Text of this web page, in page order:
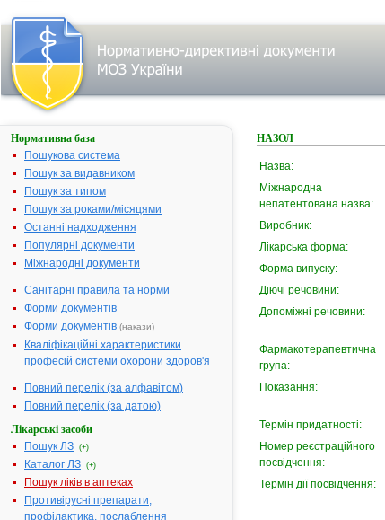
Нормативна база
Пошукова система
Пошук за видавником
Пошук за типом
Пошук за роками/місяцями
Останні надходження
Популярні документи
Міжнародні документи
Санітарні правила та норми
Форми документів
Форми документів (накази)
Кваліфікаційні характеристики
професій системи охорони здоров'я
Повний перелік (за алфавітом)
Повний перелік (за датою)
Лікарські засоби
Пошук ЛЗ (+)
Каталог ЛЗ (+)
Пошук ліків в аптеках
Противірусні препарати;
профілактика, послаблення
НАЗОЛ
Назва:
Міжнародна
непатентована назва:
Виробник:
Лікарська форма:
Форма випуску:
Діючі речовини:
Допоміжні речовини:
Фармакотерапевтична
група:
Показання:
Термін придатності:
Номер реєстраційного
посвідчення:
Термін дії посвідчення: